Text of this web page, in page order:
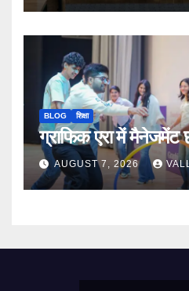
BLOG शिक्षा
ग्राफिक एरा में मैनेजमेंट
AUGUST 7, 2026